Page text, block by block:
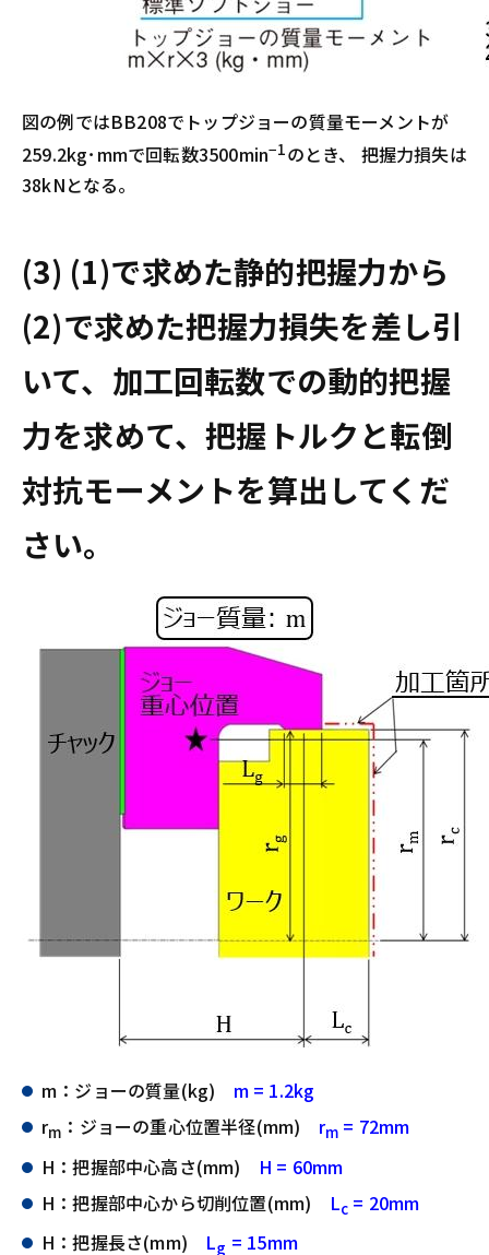
図の例ではBB208でトップジョーの質量モーメントが
259.2kg･mmで回転数3500min−1のとき、 把握力損失は
38kNとなる。
(3) (1)で求めた静的把握力から
(2)で求めた把握力損失を差し引
いて、加工回転数での動的把握
力を求めて、把握トルクと転倒
対抗モーメントを算出してくだ
さい。
m：ジョーの質量(kg) m = 1.2kg
rm ：ジョーの重心位置半径(mm) rm = 72mm
H：把握部中心高さ(mm) H = 60mm
H：把握部中心から切削位置(mm) Lc = 20mm
H：把握長さ(mm) Lg = 15mm